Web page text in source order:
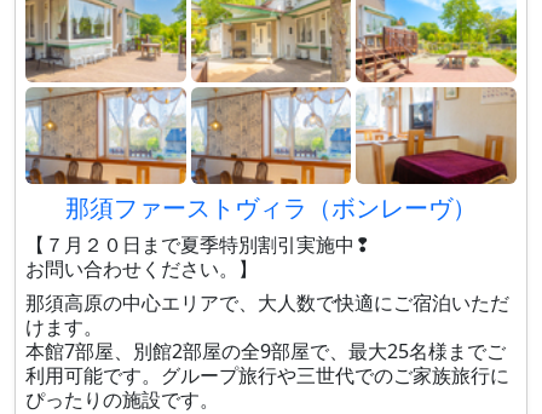
那須ファーストヴィラ（ボンレーヴ）
【７月２０日まで夏季特別割引実施中❢
お問い合わせください。】
那須高原の中心エリアで、大人数で快適にご宿泊いただ
けます。
本館7部屋、別館2部屋の全9部屋で、最大25名様までご
利用可能です。グループ旅行や三世代でのご家族旅行に
ぴったりの施設です。